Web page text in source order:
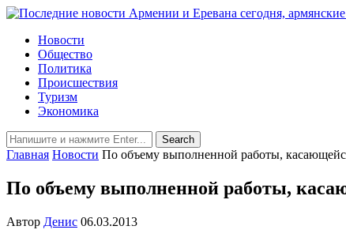
Новости
Общество
Политика
Происшествия
Туризм
Экономика
Главная Новости По объему выполненной работы,
По объему выполненной работы,
Автор Денис 06.03.2013